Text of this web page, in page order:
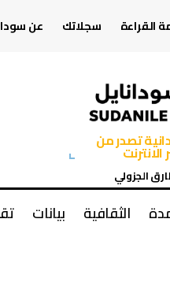
القراءة سجلاتك عن
تصدر من
الجزولي
الثقافية بيانات